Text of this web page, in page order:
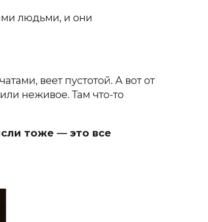
людьми, и они
веет пустотой. А вот от
неживое. Там что-то
тоже — это все